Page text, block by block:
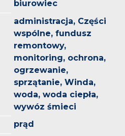
biurowiec
administracja, Części
wspólne, fundusz
remontowy,
monitoring, ochrona,
ogrzewanie,
sprzątanie, Winda,
woda, woda ciepła,
wywóz śmieci
prąd